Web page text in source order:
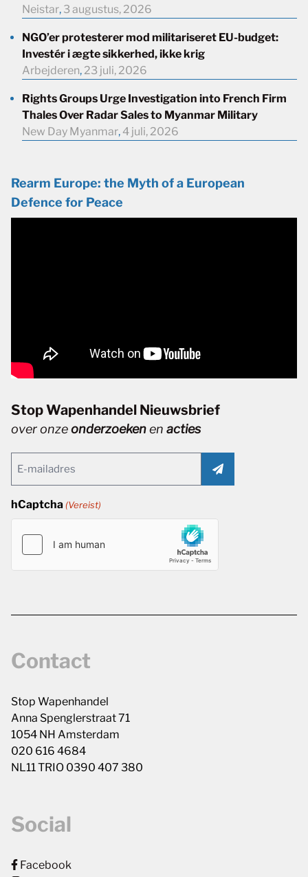
Neistar, 3 augustus, 2026
NGO’er protesterer mod militariseret EU-budget:
Investér i ægte sikkerhed, ikke krig
Arbejderen, 23 juli, 2026
Rights Groups Urge Investigation into French Firm
Thales Over Radar Sales to Myanmar Military
New Day Myanmar, 4 juli, 2026
Rearm Europe: the Myth of a European
Defence for Peace
Stop Wapenhandel Nieuwsbrief
over onzeonderzoekenen acties
(Vereist)
hCaptcha (Vereist)
Contact
Stop Wapenhandel
Anna Spenglerstraat 71
1054 NH Amsterdam
020 616 4684
NL11 TRIO 0390 407 380
Social
Facebook